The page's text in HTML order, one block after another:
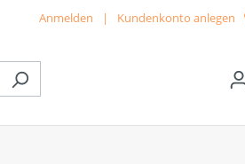
Anmelden | Kundenkonto anlegen